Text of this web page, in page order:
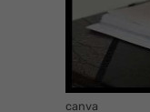
canva